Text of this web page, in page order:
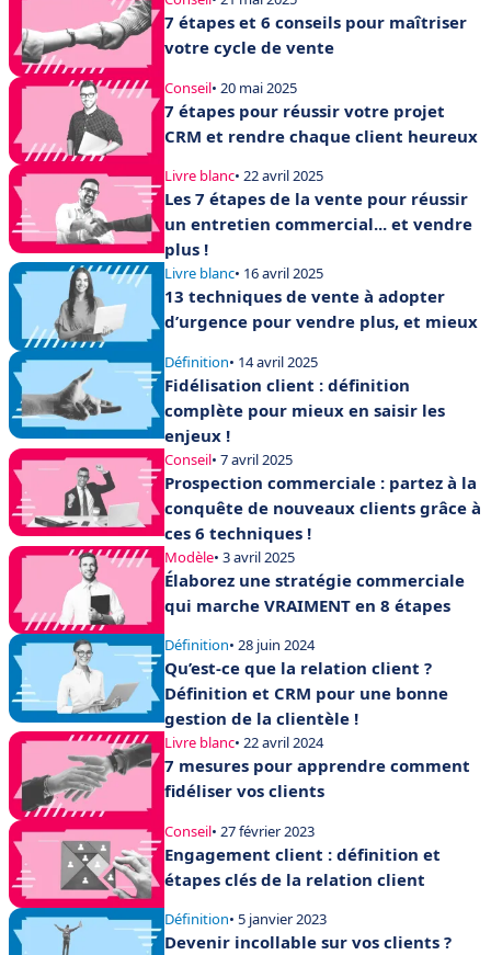
7 étapes et 6 conseils pour maîtriser
votre cycle de vente
Conseil• 20 mai 2025
7 étapes pour réussir votre projet
CRM et rendre chaque client heureux
Livre blanc• 22 avril 2025
Les 7 étapes de la vente pour réussir
un entretien commercial... et vendre
plus !
Livre blanc• 16 avril 2025
13 techniques de vente à adopter
d’urgence pour vendre plus, et mieux
Définition• 14 avril 2025
Fidélisation client : définition
complète pour mieux en saisir les
enjeux !
Conseil• 7 avril 2025
Prospection commerciale : partez à la
conquête de nouveaux clients grâce à
ces 6 techniques !
Modèle• 3 avril 2025
Élaborez une stratégie commerciale
qui marche VRAIMENT en 8 étapes
Définition• 28 juin 2024
Qu’est-ce que la relation client ?
Définition et CRM pour une bonne
gestion de la clientèle !
Livre blanc• 22 avril 2024
7 mesures pour apprendre comment
fidéliser vos clients
Conseil• 27 février 2023
Engagement client : définition et
étapes clés de la relation client
Définition• 5 janvier 2023
Devenir incollable sur vos clients ?